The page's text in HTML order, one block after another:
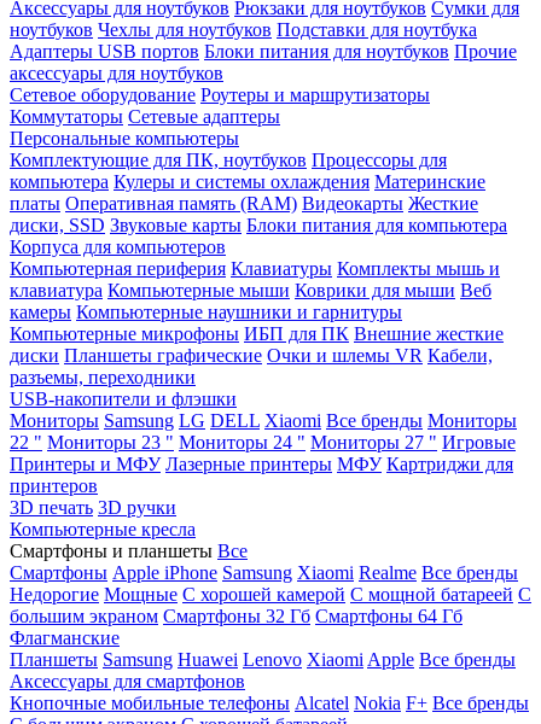
Аксессуары для ноутбуков Рюкзаки для ноутбуков Сумки для
ноутбуков Чехлы для ноутбуков Подставки для ноутбука
Адаптеры USB портов Блоки питания для ноутбуков Прочие
аксессуары для ноутбуков
Сетевое оборудование Роутеры и маршрутизаторы
Коммутаторы Сетевые адаптеры
Персональные компьютеры
Комплектующие для ПК, ноутбуков Процессоры для
компьютера Кулеры и системы охлаждения Материнские
платы Оперативная память (RAM) Видеокарты Жесткие
диски, SSD Звуковые карты Блоки питания для компьютера
Корпуса для компьютеров
Компьютерная периферия Клавиатуры Комплекты мышь и
клавиатура Компьютерные мыши Коврики для мыши Веб
камеры Компьютерные наушники и гарнитуры
Компьютерные микрофоны ИБП для ПК Внешние жесткие
диски Планшеты графические Очки и шлемы VR Кабели,
разъемы, переходники
USB-накопители и флэшки
Мониторы Samsung LG DELL Xiaomi Все бренды Мониторы
22 " Мониторы 23 " Мониторы 24 " Мониторы 27 " Игровые
Принтеры и МФУ Лазерные принтеры МФУ Картриджи для
принтеров
3D печать 3D ручки
Компьютерные кресла
Смартфоны и планшеты Все
Смартфоны Apple iPhone Samsung Xiaomi Realme Все бренды
Недорогие Мощные С хорошей камерой С мощной батареей С
большим экраном Смартфоны 32 Гб Смартфоны 64 Гб
Флагманские
Планшеты Samsung Huawei Lenovo Xiaomi Apple Все бренды
Аксессуары для смартфонов
Кнопочные мобильные телефоны Alcatel Nokia F+ Все бренды